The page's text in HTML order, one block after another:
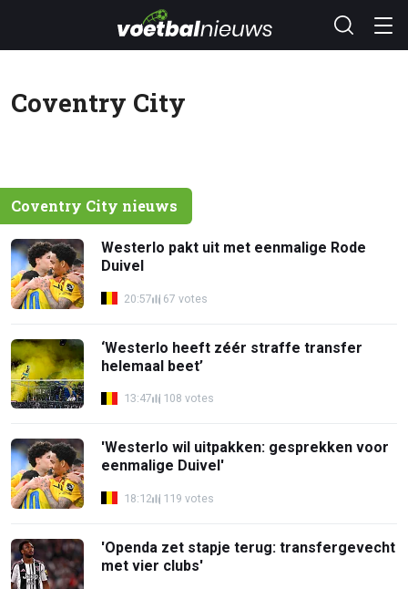
Coventry City
Coventry City nieuws
Westerlo pakt uit met eenmalige Rode
Duivel
20:57 67 votes
‘Westerlo heeft zéér straffe transfer
helemaal beet’
13:47 108 votes
'Westerlo wil uitpakken: gesprekken voor
eenmalige Duivel'
18:12 119 votes
'Openda zet stapje terug: transfergevecht
met vier clubs'